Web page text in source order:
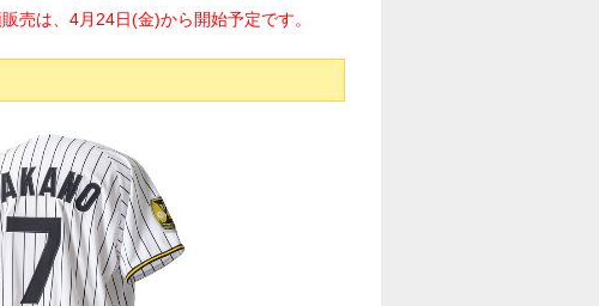
売は、4月24日(金)から開始予定です。